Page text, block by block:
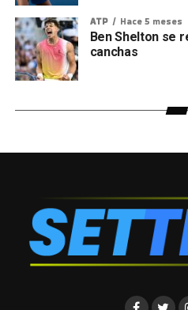
ATP Hace 5 meses
Ben Shelton se
canchas